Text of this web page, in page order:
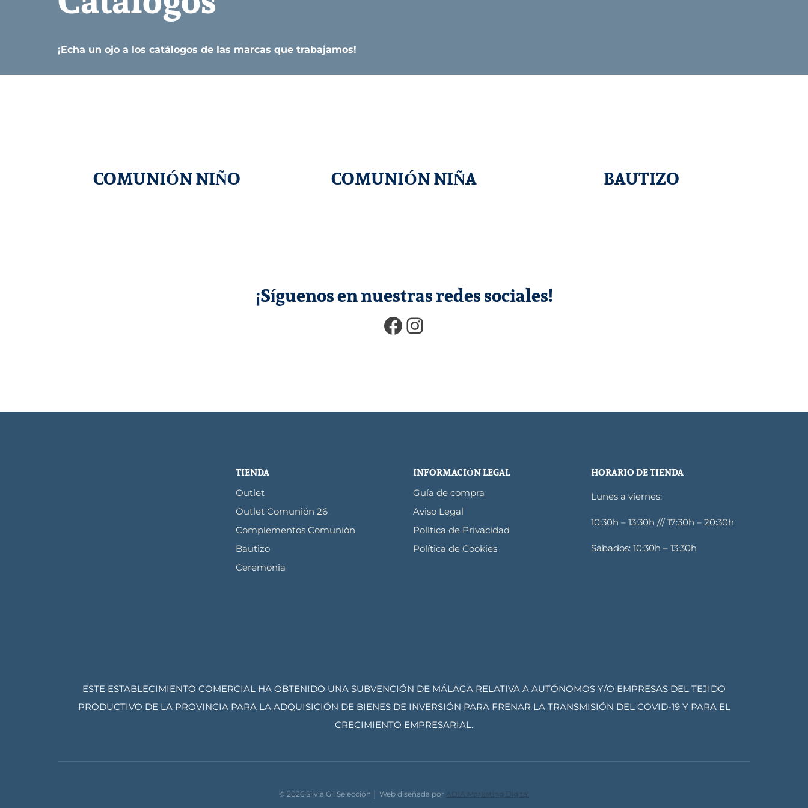
¡Echa un ojo a los catálogos de las marcas que trabajamos!
COMUNIÓN NIÑO COMUNIÓN NIÑA BAUTIZO
¡Síguenos en nuestras redes sociales!
Facebook Instagram
TIENDA
Outlet
Outlet Comunión 26
Complementos Comunión
Bautizo
Ceremonia
INFORMACIÓN LEGAL
Guía de compra
Aviso Legal
Política de Privacidad
Política de Cookies
HORARIO DE TIENDA
Lunes a viernes:
10:30h – 13:30h /// 17:30h – 20:30h
Sábados: 10:30h – 13:30h
ESTE ESTABLECIMIENTO COMERCIAL HA OBTENIDO UNA SUBVENCIÓN DE MÁLAGA RELATIVA A AUTÓNOMOS Y/O EMPRESAS DEL TEJIDO
PRODUCTIVO DE LA PROVINCIA PARA LA ADQUISICIÓN DE BIENES DE INVERSIÓN PARA FRENAR LA TRANSMISIÓN DEL COVID-19 Y PARA EL
CRECIMIENTO EMPRESARIAL.
© 2026 Silvia Gil Selección │ Web diseñada por ADIA Marketing Digital